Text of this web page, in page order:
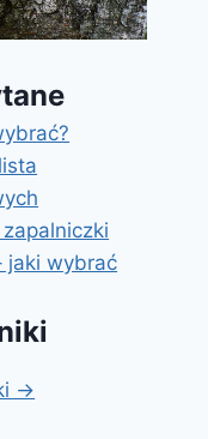
jaki wybrać
→